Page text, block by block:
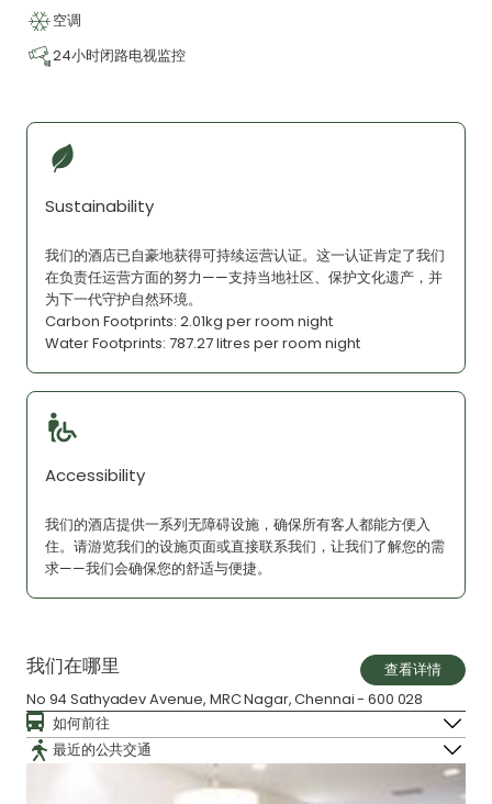
空调
24小时闭路电视监控
Sustainability
我们的酒店已自豪地获得可持续运营认证。这一认证肯定了我们
在负责任运营方面的努力——支持当地社区、保护文化遗产，并
为下一代守护自然环境。
Carbon Footprints: 2.01kg per room night
Water Footprints: 787.27 litres per room night
Accessibility
我们的酒店提供一系列无障碍设施，确保所有客人都能方便入
住。请游览我们的设施页面或直接联系我们，让我们了解您的需
求——我们会确保您的舒适与便捷。
我们在哪里
查看详情
No 94 Sathyadev Avenue, MRC Nagar, Chennai - 600 028
如何前往
最近的公共交通